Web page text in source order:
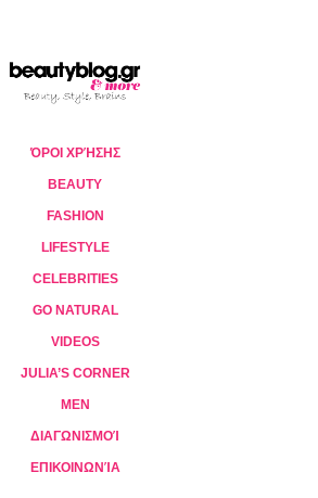
ΌΡΟΙ ΧΡΉΣΗΣ
BEAUTY
FASHION
LIFESTYLE
CELEBRITIES
GO NATURAL
VIDEOS
JULIA’S CORNER
MEN
ΔΙΑΓΩΝΙΣΜΟΊ
ΕΠΙΚΟΙΝΩΝΊΑ